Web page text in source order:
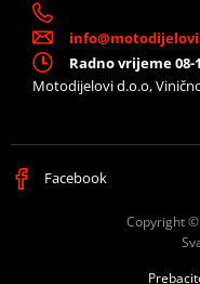
Radno vrijeme 08-
Motodijelovi d.o.o,
Facebook
Copyright